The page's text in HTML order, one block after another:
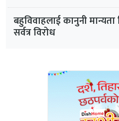
बहुविवाहलाई कानुनी
सर्वत्र विरोध